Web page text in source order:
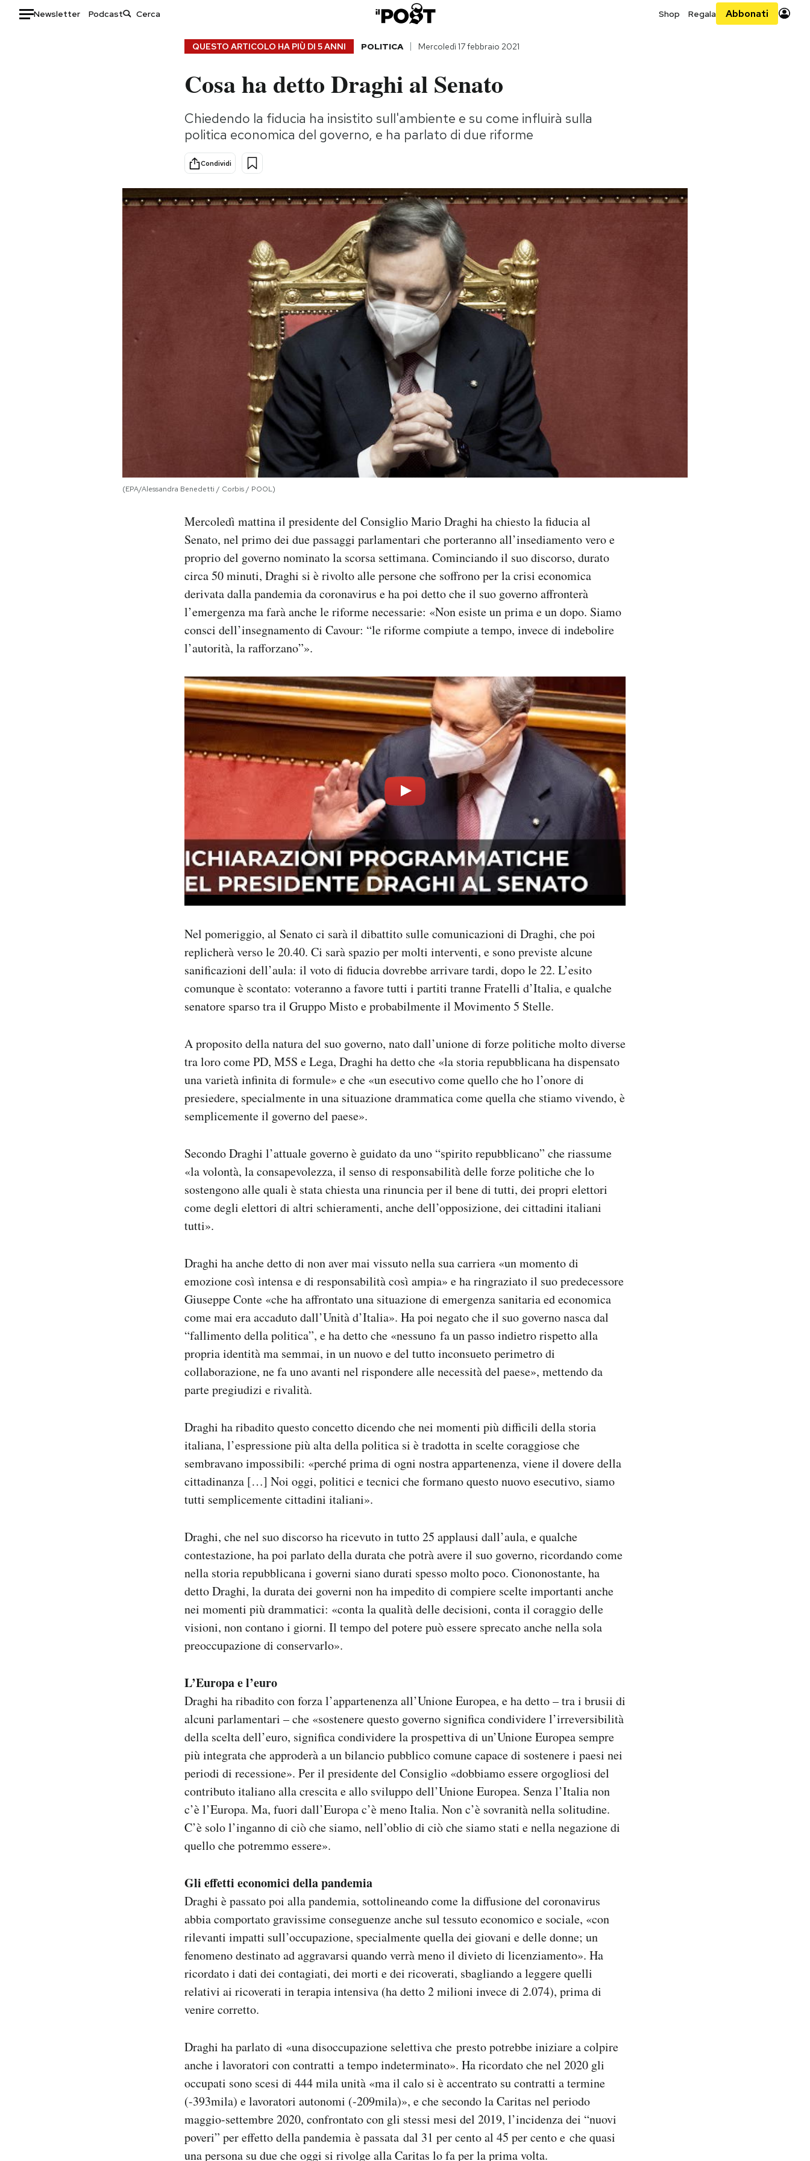
Newsletter Podcast Shop Regala Abbonati
Consumismi
Storie/Idee
Ok Boomer!
Media
Europa
AREA PERSONALE
QUESTO ARTICOLO HA PIÙ DI 5 ANNI POLITICA Mercoledì 17 febbraio 2021
Cosa ha detto Draghi al Senato
Chiedendo la fiducia ha insistito sull'ambiente e su come influirà sulla
politica economica del governo, e ha parlato di due riforme
Condividi
(EPA/Alessandra Benedetti / Corbis / POOL)
Mercoledì mattina il presidente del Consiglio Mario Draghi ha chiesto la fiducia al
Senato, nel primo dei due passaggi parlamentari che porteranno all’insediamento vero e
proprio del governo nominato la scorsa settimana. Cominciando il suo discorso, durato
circa 50 minuti, Draghi si è rivolto alle persone che soffrono per la crisi economica
derivata dalla pandemia da coronavirus e ha poi detto che il suo governo affronterà
l’emergenza ma farà anche le riforme necessarie: «Non esiste un prima e un dopo. Siamo
consci dell’insegnamento di Cavour: “le riforme compiute a tempo, invece di indebolire
l’autorità, la rafforzano”».
Nel pomeriggio, al Senato ci sarà il dibattito sulle comunicazioni di Draghi, che poi
replicherà verso le 20.40. Ci sarà spazio per molti interventi, e sono previste alcune
sanificazioni dell’aula: il voto di fiducia dovrebbe arrivare tardi, dopo le 22. L’esito
comunque è scontato: voteranno a favore tutti i partiti tranne Fratelli d’Italia, e qualche
senatore sparso tra il Gruppo Misto e probabilmente il Movimento 5 Stelle.
A proposito della natura del suo governo, nato dall’unione di forze politiche molto diverse
tra loro come PD, M5S e Lega, Draghi ha detto che «la storia repubblicana ha dispensato
una varietà infinita di formule» e che «un esecutivo come quello che ho l’onore di
presiedere, specialmente in una situazione drammatica come quella che stiamo vivendo, è
semplicemente il governo del paese».
Secondo Draghi l’attuale governo è guidato da uno “spirito repubblicano” che riassume
«la volontà, la consapevolezza, il senso di responsabilità delle forze politiche che lo
sostengono alle quali è stata chiesta una rinuncia per il bene di tutti, dei propri elettori
come degli elettori di altri schieramenti, anche dell’opposizione, dei cittadini italiani
tutti».
Draghi ha anche detto di non aver mai vissuto nella sua carriera «un momento di
emozione così intensa e di responsabilità così ampia» e ha ringraziato il suo predecessore
Giuseppe Conte «che ha affrontato una situazione di emergenza sanitaria ed economica
come mai era accaduto dall’Unità d’Italia». Ha poi negato che il suo governo nasca dal
“fallimento della politica”, e ha detto che «nessuno fa un passo indietro rispetto alla
propria identità ma semmai, in un nuovo e del tutto inconsueto perimetro di
collaborazione, ne fa uno avanti nel rispondere alle necessità del paese», mettendo da
parte pregiudizi e rivalità.
Draghi ha ribadito questo concetto dicendo che nei momenti più difficili della storia
italiana, l’espressione più alta della politica si è tradotta in scelte coraggiose che
sembravano impossibili: «perché prima di ogni nostra appartenenza, viene il dovere della
cittadinanza […] Noi oggi, politici e tecnici che formano questo nuovo esecutivo, siamo
tutti semplicemente cittadini italiani».
Draghi, che nel suo discorso ha ricevuto in tutto 25 applausi dall’aula, e qualche
contestazione, ha poi parlato della durata che potrà avere il suo governo, ricordando come
nella storia repubblicana i governi siano durati spesso molto poco. Ciononostante, ha
detto Draghi, la durata dei governi non ha impedito di compiere scelte importanti anche
nei momenti più drammatici: «conta la qualità delle decisioni, conta il coraggio delle
visioni, non contano i giorni. Il tempo del potere può essere sprecato anche nella sola
preoccupazione di conservarlo».
L’Europa e l’euro
Draghi ha ribadito con forza l’appartenenza all’Unione Europea, e ha detto – tra i brusii di
alcuni parlamentari – che «sostenere questo governo significa condividere l’irreversibilità
della scelta dell’euro, significa condividere la prospettiva di un’Unione Europea sempre
più integrata che approderà a un bilancio pubblico comune capace di sostenere i paesi nei
periodi di recessione». Per il presidente del Consiglio «dobbiamo essere orgogliosi del
contributo italiano alla crescita e allo sviluppo dell’Unione Europea. Senza l’Italia non
c’è l’Europa. Ma, fuori dall’Europa c’è meno Italia. Non c’è sovranità nella solitudine.
C’è solo l’inganno di ciò che siamo, nell’oblio di ciò che siamo stati e nella negazione di
quello che potremmo essere».
Gli effetti economici della pandemia
Draghi è passato poi alla pandemia, sottolineando come la diffusione del coronavirus
abbia comportato gravissime conseguenze anche sul tessuto economico e sociale, «con
rilevanti impatti sull’occupazione, specialmente quella dei giovani e delle donne; un
fenomeno destinato ad aggravarsi quando verrà meno il divieto di licenziamento». Ha
ricordato i dati dei contagiati, dei morti e dei ricoverati, sbagliando a leggere quelli
relativi ai ricoverati in terapia intensiva (ha detto 2 milioni invece di 2.074), prima di
venire corretto.
Draghi ha parlato di «una disoccupazione selettiva che presto potrebbe iniziare a colpire
anche i lavoratori con contratti a tempo indeterminato». Ha ricordato che nel 2020 gli
occupati sono scesi di 444 mila unità «ma il calo si è accentrato su contratti a termine
(-393mila) e lavoratori autonomi (-209mila)», e che secondo la Caritas nel periodo
maggio-settembre 2020, confrontato con gli stessi mesi del 2019, l’incidenza dei “nuovi
poveri” per effetto della pandemia è passata dal 31 per cento al 45 per cento e che quasi
una persona su due che oggi si rivolge alla Caritas lo fa per la prima volta.